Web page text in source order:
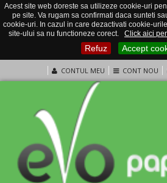
Acest site web doreste sa utilizeze cookie-uri
pe site. Va rugam sa confirmati daca sunteti
cookie-uri. In cazul in care dezactivati cookie-
site-ului sa nu functioneze corect.
Click aici
Refuz Accept
CONTUL MEU CONT NOU